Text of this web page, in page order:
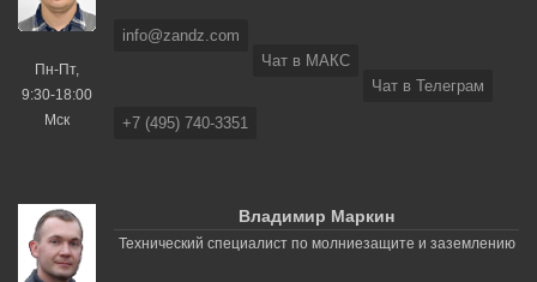
Пн-Пт,
9:30-18:00
Мск
info@zandz.com
Чат в МАКС
Чат в Телеграм
+7 (495) 740-3351
Владимир Маркин
Технический специалист по молниезащите и заземлению